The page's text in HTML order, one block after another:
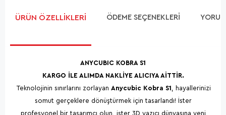
ÜRÜN ÖZELLIKLERI ÖDEME SEÇENEKLERI
ANYCUBIC KOBRA S1
KARGO İLE ALIMDA NAKLİYE ALICIYA AİTTİR.
Teknolojinin sınırlarını zorlayan Anycubic Kobra S1 , hayallerinizi
somut gerçeklere dönüştürmek için tasarlandı! İster
profesyonel bir tasarımcı olun, ister 3D yazıcı dünyasına yeni